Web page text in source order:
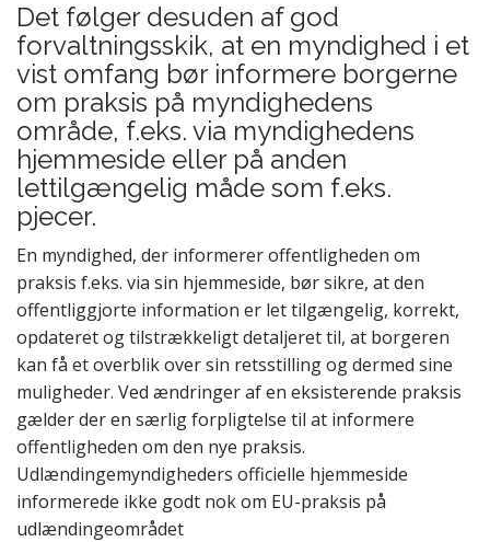
Det følger desuden af god
forvaltningsskik, at en myndighed i et
vist omfang bør informere borgerne
om praksis på myndighedens
område, f.eks. via myndighedens
hjemmeside eller på anden
lettilgængelig måde som f.eks.
pjecer.
En myndighed, der informerer offentligheden om
praksis f.eks. via sin hjemmeside, bør sikre, at den
offentliggjorte information er let tilgængelig, korrekt,
opdateret og tilstrækkeligt detaljeret til, at borgeren
kan få et overblik over sin retsstilling og dermed sine
muligheder. Ved ændringer af en eksisterende praksis
gælder der en særlig forpligtelse til at informere
offentligheden om den nye praksis.
Udlændingemyndigheders officielle hjemmeside
informerede ikke godt nok om EU-praksis på
udlændingeområdet